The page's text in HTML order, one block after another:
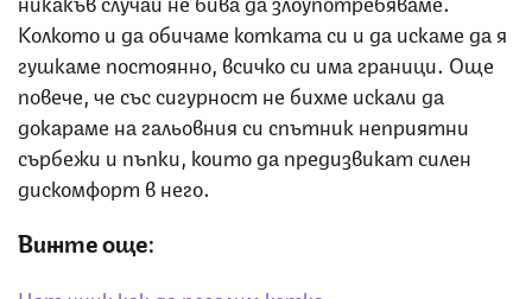
Колкото и да обичаме котката си и да искаме да я
гушкаме постоянно, всичко си има граници. Още
повече, че със сигурност не бихме искали да
докараме на гальовния си спътник неприятни
сърбежи и пъпки, които да предизвикат силен
дискомфорт в него.
Вижте още: